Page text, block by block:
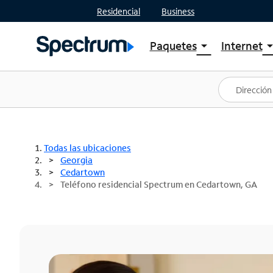
Residencial Business
Paquetesarrow_drop_down
Ver paquetes
Spectrum One
Mejores ofertas
Internetarrow_drop_down
Planes
Todas las ubicaciones
Georgia
Cedartown
Teléfono residencial Spectrum en Cedartown, GA